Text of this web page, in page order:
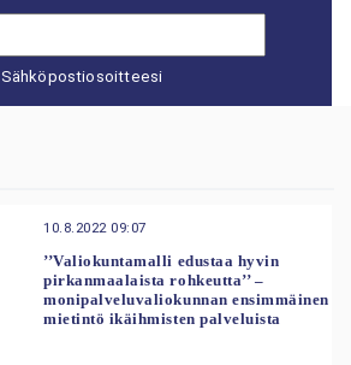
Sähköpostiosoitteesi
10.8.2022 09:07
’’Valiokuntamalli edustaa hyvin
pirkanmaalaista rohkeutta’’ –
monipalveluvaliokunnan ensimmäinen
mietintö ikäihmisten palveluista